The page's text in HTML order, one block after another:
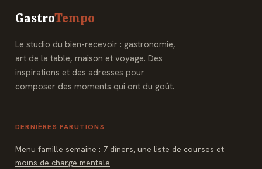
GastroTempo
Le studio du bien-recevoir : gastronomie,
art de la table, maison et voyage. Des
inspirations et des adresses pour
composer des moments qui ont du goût.
DERNIÈRES PARUTIONS
Menu famille semaine : 7 dîners, une liste de courses et
moins de charge mentale